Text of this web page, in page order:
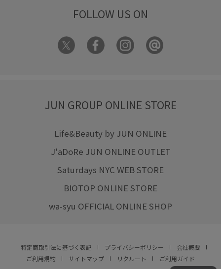
FOLLOW US ON
JUN GROUP ONLINE STORE
Life&Beauty by JUN ONLINE
J'aDoRe JUN ONLINE OUTLET
Saturdays NYC WEB STORE
BIOTOP ONLINE STORE
wa-syu OFFICIAL ONLINE SHOP
特定商取引法に基づく表記 プライバシーポリシー
会社概要
ご利用規約
サイトマップ リクルート ご利用ガイド